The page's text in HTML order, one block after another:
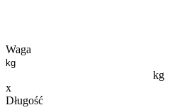
Waga
kg
x
Długość